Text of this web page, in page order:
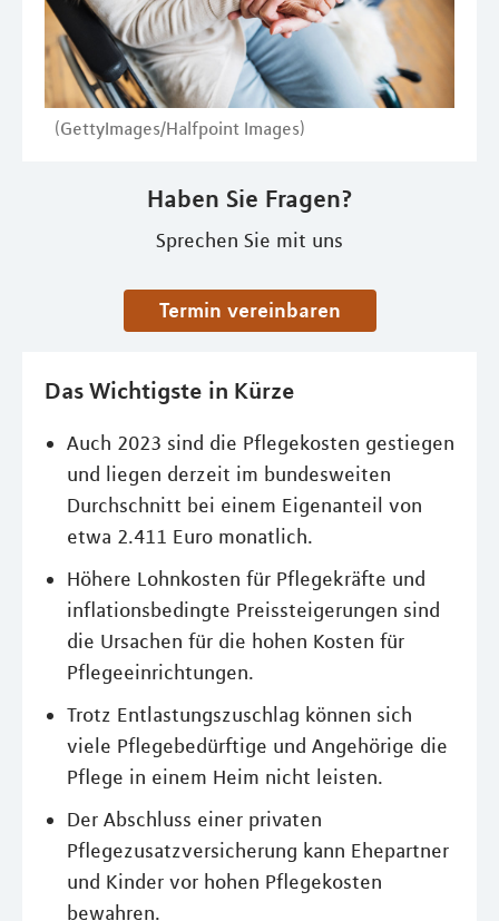
(GettyImages/Halfpoint Images)
Haben Sie Fragen?
Sprechen Sie mit uns
Termin vereinbaren
Das Wichtigste in Kürze
Auch 2023 sind die Pflegekosten gestiegen
und liegen derzeit im bundesweiten
Durchschnitt bei einem Eigenanteil von
etwa 2.411 Euro monatlich.
Höhere Lohnkosten für Pflegekräfte und
inflationsbedingte Preissteigerungen sind
die Ursachen für die hohen Kosten für
Pflegeeinrichtungen.
Trotz Entlastungszuschlag können sich
viele Pflegebedürftige und Angehörige die
Pflege in einem Heim nicht leisten.
Der Abschluss einer privaten
Pflegezusatzversicherung kann Ehepartner
und Kinder vor hohen Pflegekosten
bewahren.